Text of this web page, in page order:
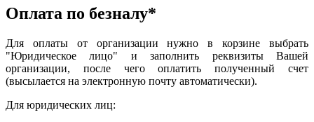
Оплата по безналу*
Для оплаты от организации нужно в корзине выбрать
"Юридическое лицо" и заполнить реквизиты Вашей
организации, после чего оплатить полученный счет
(высылается на электронную почту автоматически).
Для юридических лиц: